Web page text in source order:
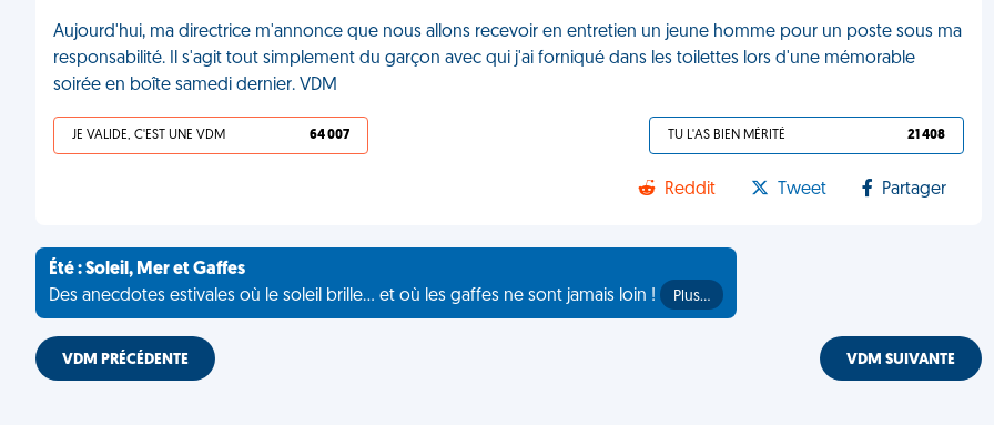
Aujourd'hui, ma directrice m'annonce que nous allons recevoir en entretien un jeune homme pour un poste sous ma
responsabilité. Il s'agit tout simplement du garçon avec qui j'ai forniqué dans les toilettes lors d'une mémorable
soirée en boîte samedi dernier. VDM
JE VALIDE, C'EST UNE VDM 64 007 TU L'AS BIEN MÉRITÉ 21 408
Reddit Tweet Partager
Été : Soleil, Mer et Gaffes
Des anecdotes estivales où le soleil brille... et où les gaffes ne sont jamais loin !
Plus…
VDM PRÉCÉDENTE VDM SUIVANTE